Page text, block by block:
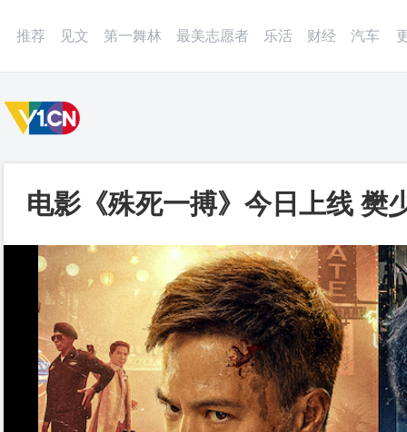
推荐 见文 第一舞林 最美志愿者 乐活 财经 汽车
电影《殊死一搏》今日上线 樊
决_第一视频